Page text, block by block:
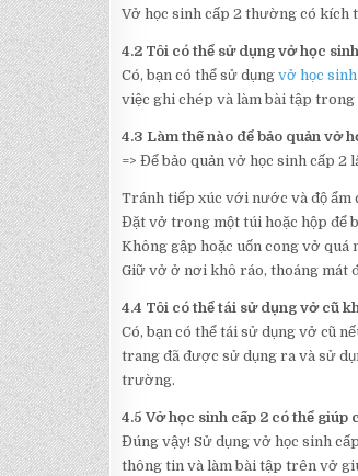
Vở học sinh cấp 2 thường có kích
4.2 Tôi có thể sử dụng vở học
Có, bạn có thể sử dụng vở học
việc ghi chép và làm bài tập trong
4.3 Làm thế nào để bảo quản vở
=> Để bảo quản vở học sinh cấp 2
Tránh tiếp xúc với nước và độ ẩm
Đặt vở trong một túi hoặc hộp để
Không gập hoặc uốn cong vở
Giữ vở ở nơi khô ráo, thoáng mát
4.4 Tôi có thể tái sử dụng vở cũ
Có, bạn có thể tái sử dụng vở cũ
trang đã được sử dụng ra và sử
trường.
4.5 Vở học sinh cấp 2 có thể giúp
Đúng vậy! Sử dụng vở học sinh
thông tin và làm bài tập trên vở